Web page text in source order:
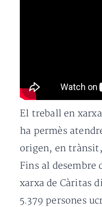
El treball en
ha permès
origen, en
Fins al desembre
xarxa de Càritas
5.379 persones